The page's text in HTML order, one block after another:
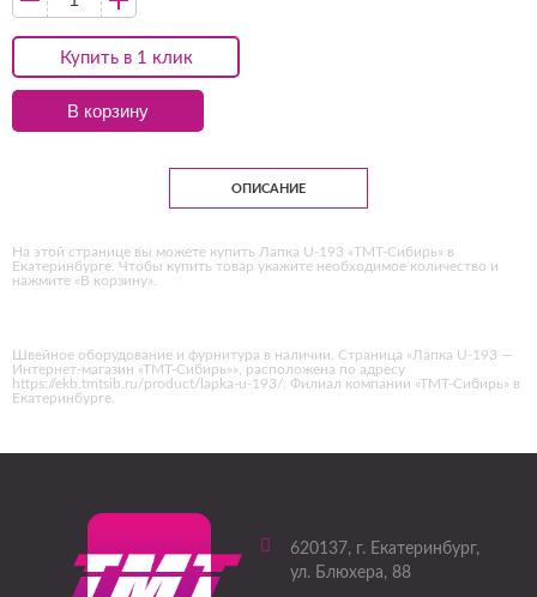
Купить в 1 клик
В корзину
ОПИСАНИЕ
На этой странице вы можете купить Лапка U-193 «ТМТ-Сибирь» в
Екатеринбурге. Чтобы купить товар укажите необходимое количество и
нажмите «В корзину».
Швейное оборудование и фурнитура в наличии. Страница «Лапка U-193 —
Интернет-магазин «ТМТ-Сибирь»», расположена по адресу
https://ekb.tmtsib.ru/product/lapka-u-193/. Филиал компании «ТМТ-Сибирь» в
Екатеринбурге.
620137, г. Екатеринбург,
ул. Блюхера, 88